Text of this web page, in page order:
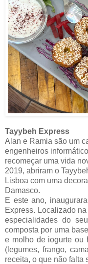
Tayybeh Express
Alan e Ramia são um
engenheiros
recomeçar uma vida
2019, abriram o
Lisboa com uma
Damasco.
E este ano,
Express. Localizado
especialidades do
composta por uma
e molho de iogurte ou
(legumes, frango,
receita, o que não falta